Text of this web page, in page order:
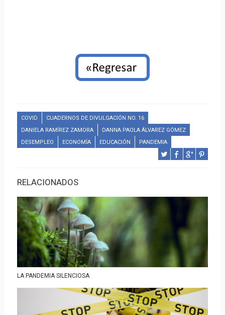
COVID
CUADERNOS DE DIVULGACIÓN NO. 16
DANIELA RAMÍREZ ZAMORA
DANNA PAOLA ÁLVAREZ GÓMEZ
DESEMPLEO
ECONOMÍA EDUCACIÓN PANDEMIA
RELACIONADOS
LA PANDEMIA SILENCIOSA